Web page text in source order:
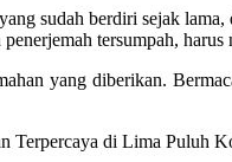
sudah berdiri sejak
tersumpah,
yang diberikan.